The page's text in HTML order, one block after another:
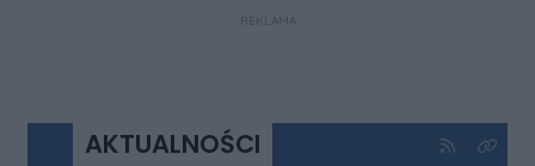
REKLAMA
AKTUALNOŚCI Kliknij aby
Kliknij